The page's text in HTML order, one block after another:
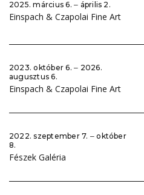
2025. március 6. ‒ április 2.
Einspach & Czapolai Fine Art
2023. október 6. ‒ 2026.
augusztus 6.
Einspach & Czapolai Fine Art
2022. szeptember 7. ‒ október
8.
Fészek Galéria